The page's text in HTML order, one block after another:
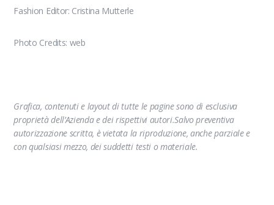
Fashion Editor: Cristina Mutterle
Photo Credits: web
Grafica, contenuti e layout di tutte le pagine sono di esclusiva
proprietà dell’Azienda e dei rispettivi autori.Salvo preventiva
autorizzazione scritta, è vietata la riproduzione, anche parziale e
con qualsiasi mezzo, dei suddetti testi o materiale.